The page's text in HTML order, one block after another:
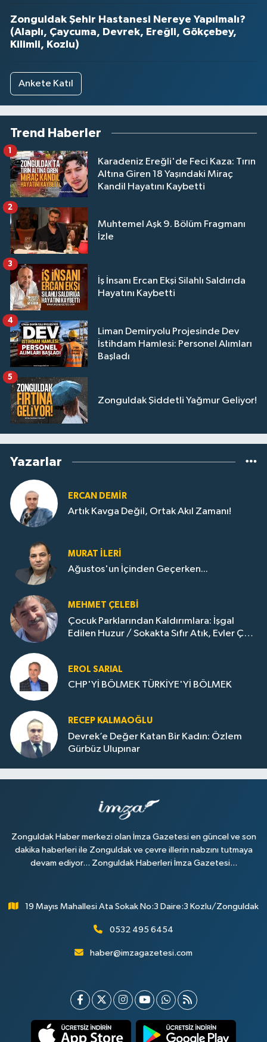
Zonguldak Şehir Hastanesi Nereye Yapılmalı?
(Alaplı, Çaycuma, Devrek, Ereğli, Gökçebey,
Kilimli, Kozlu)
Ankete Katıl
Trend Haberler
Karadeniz Ereğli'de Feci Kaza: Tırın
Altına Giren 18 Yaşındaki Miraç
Kandil Hayatını Kaybetti
1
Muhtemel Aşk 9. Bölüm Fragmanı
İzle
2
İş İnsanı Ercan Ekşi Silahlı Saldırıda
Hayatını Kaybetti
3
Liman Demiryolu Projesinde Dev
İstihdam Hamlesi: Personel Alımları
Başladı
4
Zonguldak Şiddetli Yağmur Geliyor!
5
Yazarlar
ERCAN DEMIR
Artık Kavga Değil, Ortak Akıl Zamanı!
MURAT İLERI
Ağustos'un İçinden Geçerken...
MEHMET ÇELEBI
Çocuk Parklarından Kaldırımlara: İşgal
Edilen Huzur / Sokakta Sıfır Atık, Evler Çöp
EROL SARIAL
CHP'Yİ BÖLMEK TÜRKİYE'Yİ BÖLMEK
RECEP KALMAOĞLU
Devrek’e Değer Katan Bir Kadın: Özlem
Gürbüz Ulupınar
Zonguldak Haber merkezi olan İmza Gazetesi en güncel ve son
dakika haberleri ile Zonguldak ve çevre illerin nabzını tutmaya
devam ediyor... Zonguldak Haberleri İmza Gazetesi...
19 Mayıs Mahallesi Ata Sokak No:3 Daire:3 Kozlu/Zonguldak
0532 495 6454
haber@imzagazetesi.com